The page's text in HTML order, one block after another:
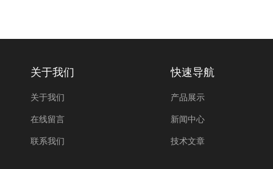
关于我们
关于我们
在线留言
联系我们
快速导航
产品展示
新闻中心
技术文章